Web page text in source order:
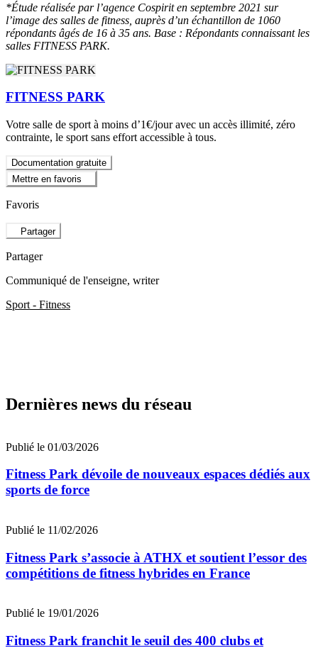
*Étude réalisée par l’agence Cospirit en septembre 2021 sur
l’image des salles de fitness, auprès d’un échantillon de 1060
répondants âgés de 16 à 35 ans. Base : Répondants connaissant les
salles FITNESS PARK.
FITNESS PARK
Votre salle de sport à moins d’1€/jour avec un accès illimité, zéro
contrainte, le sport sans effort accessible à tous.
Documentation gratuite
Mettre en favoris
Favoris
Partager
Partager
Communiqué de l'enseigne, writer
Sport - Fitness
Dernières news du réseau
Publié le 01/03/2026
Fitness Park dévoile de nouveaux espaces dédiés aux
sports de force
Publié le 11/02/2026
Fitness Park s’associe à ATHX et soutient l’essor des
compétitions de fitness hybrides en France
Publié le 19/01/2026
Fitness Park franchit le seuil des 400 clubs et